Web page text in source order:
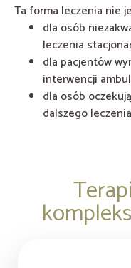
Ta forma leczenia nie
dla osób
leczenia
dla pacjentów
interwencji
dla osób
dalszego